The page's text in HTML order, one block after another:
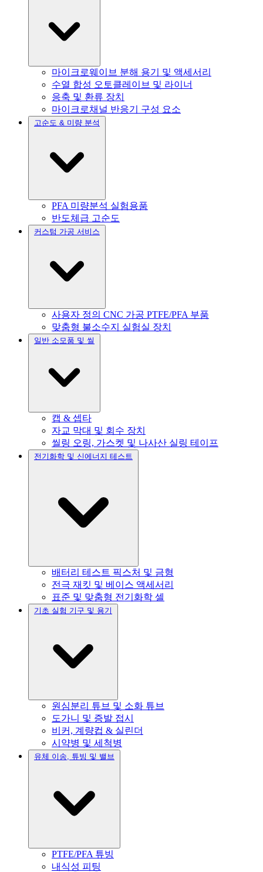
마이크로웨이브 분해 용기 및 액세서리
수열 합성 오토클레이브 및 라이너
응축 및 환류 장치
마이크로채널 반응기 구성 요소
고순도 & 미량 분석
PFA 미량분석 실험용품
반도체급 고순도
커스텀 가공 서비스
사용자 정의 CNC 가공 PTFE/PFA 부품
맞춤형 불소수지 실험실 장치
일반 소모품 및 씰
캡 & 셉타
자교 막대 및 회수 장치
씰링 오링, 가스켓 및 나사산 실링 테이프
전기화학 및 신에너지 테스트
배터리 테스트 픽스처 및 금형
전극 재킷 및 베이스 액세서리
표준 및 맞춤형 전기화학 셀
기초 실험 기구 및 용기
원심분리 튜브 및 소화 튜브
도가니 및 증발 접시
비커, 계량컵 & 실린더
시약병 및 세척병
유체 이송, 튜빙 및 밸브
PTFE/PFA 튜빙
내식성 피팅